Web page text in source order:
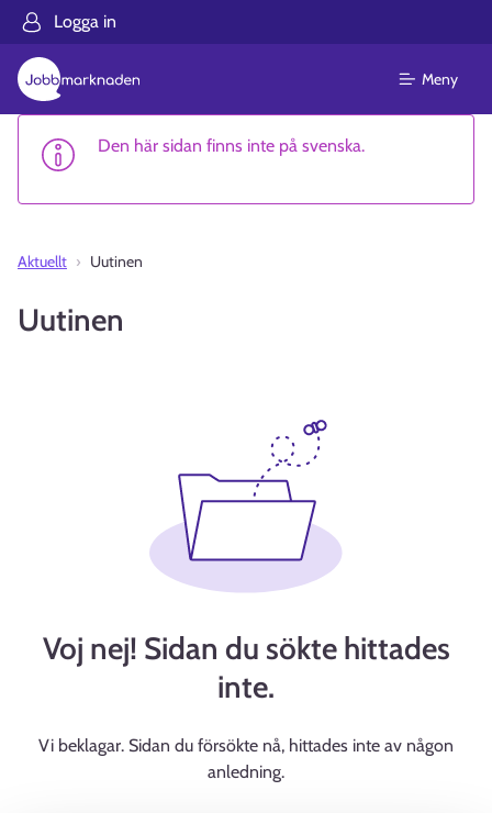
Logga in
Meny
Den här sidan finns inte på svenska.
Aktuellt Uutinen
Uutinen
Voj nej! Sidan du sökte hittades
inte.
Vi beklagar. Sidan du försökte nå, hittades inte av någon
anledning.